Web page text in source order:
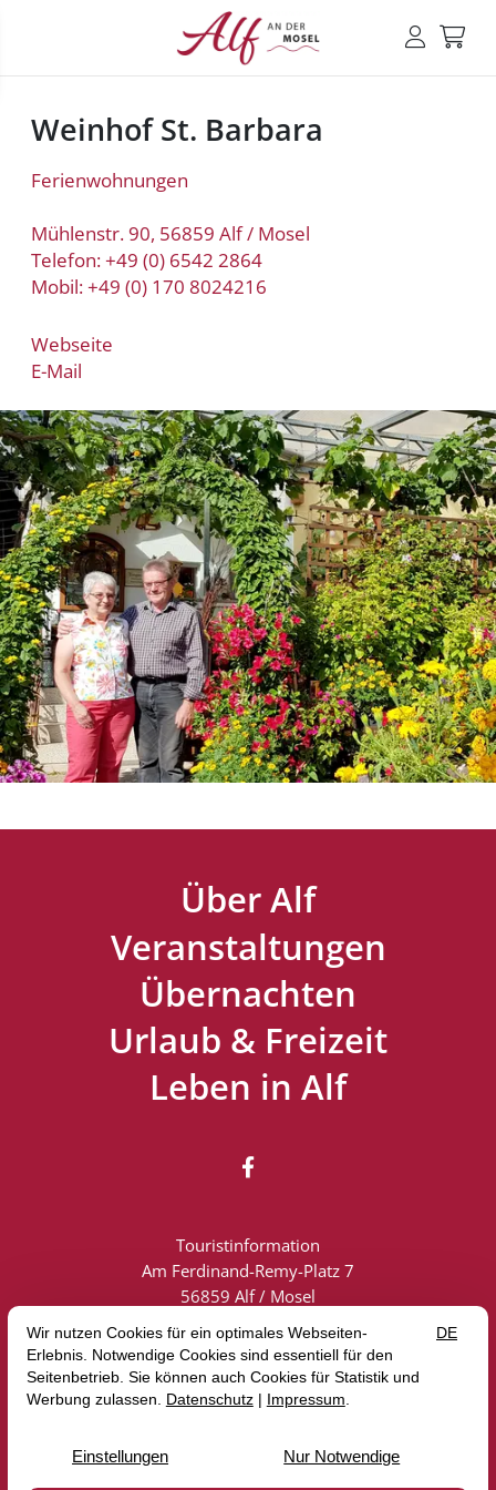
Weinhof St. Barbara
Ferienwohnungen
Mühlenstr. 90, 56859 Alf / Mosel
Telefon: +49 (0) 6542 2864
Mobil: +49 (0) 170 8024216
Webseite
E-Mail
Über Alf
Veranstaltungen
Übernachten
Urlaub & Freizeit
Leben in Alf

Touristinformation
Am Ferdinand-Remy-Platz 7
56859 Alf / Mosel
Touristik: +49 (0) 6542 2419
info@alf-mosel.de
Vertrag widerrufenImpressumDatenschutz